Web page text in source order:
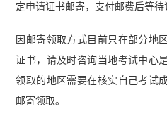
定申请证书邮寄，支付邮费后等待
因邮寄领取方式目前只在部分地
证书，请及时咨询当地考试中心
领取的地区需要在核实自己考试
邮寄领取。